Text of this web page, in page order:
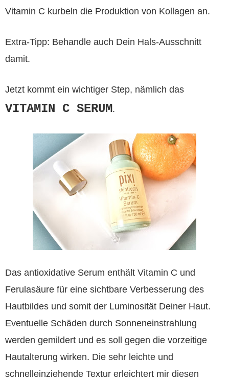
Vitamin C kurbeln die Produktion von Kollagen an.
Extra-Tipp: Behandle auch Dein Hals-Ausschnitt
damit.
Jetzt kommt ein wichtiger Step, nämlich das
VITAMIN C SERUM.
Das antioxidative Serum enthält Vitamin C und
Ferulasäure für eine sichtbare Verbesserung des
Hautbildes und somit der Luminosität Deiner Haut.
Eventuelle Schäden durch Sonneneinstrahlung
werden gemildert und es soll gegen die vorzeitige
Hautalterung wirken. Die sehr leichte und
schnelleinziehende Textur erleichtert mir diesen